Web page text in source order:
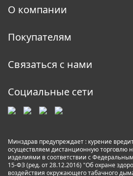
О компании
Покупателям
Связаться с нами
Социальные сети
Минздрав предупреждает : курение
осуществляем дистанционную торговлю
изделиями в соответствии с
15-ФЗ (ред. от 28.12.2016) "Об охране
воздействия окружающего табачного